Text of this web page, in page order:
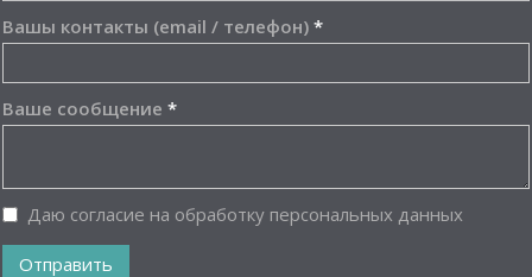
Вашы контакты (email / телефон) *
Ваше сообщение *
Даю согласие на обработку персональных данных
Отправить